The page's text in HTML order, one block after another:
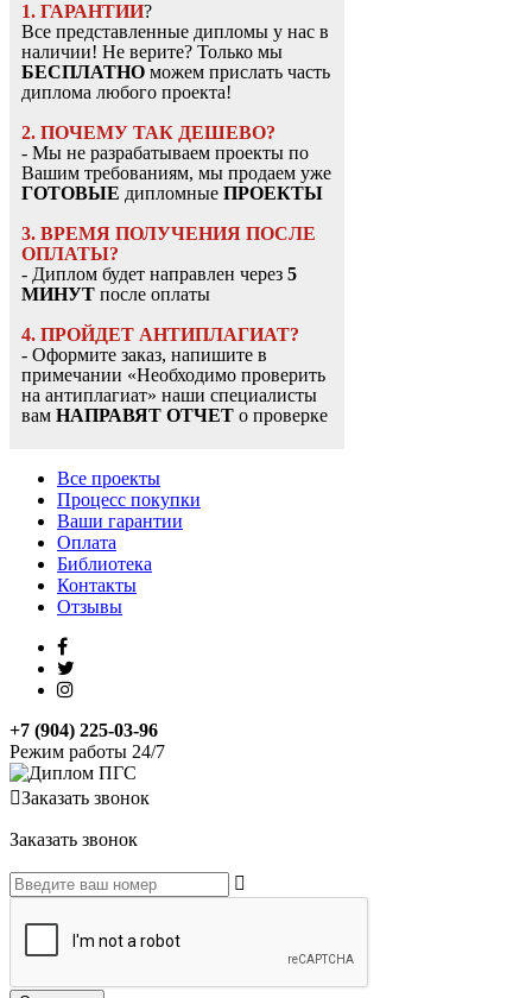
1. ГАРАНТИИ?
Все представленные дипломы у нас в
наличии! Не верите? Только мы
БЕСПЛАТНО можем прислать часть
диплома любого проекта!
2. ПОЧЕМУ ТАК ДЕШЕВО?
- Мы не разрабатываем проекты по
Вашим требованиям, мы продаем уже
ГОТОВЫЕ дипломные ПРОЕКТЫ
3. ВРЕМЯ ПОЛУЧЕНИЯ ПОСЛЕ
ОПЛАТЫ?
- Диплом будет направлен через 5
МИНУТ после оплаты
4. ПРОЙДЕТ АНТИПЛАГИАТ?
- Оформите заказ, напишите в
примечании «Необходимо проверить
на антиплагиат» наши специалисты
вам НАПРАВЯТ ОТЧЕТ о проверке
Все проекты
Процесс покупки
Ваши гарантии
Оплата
Библиотека
Контакты
Отзывы
+7 (904) 225-03-96
Режим работы 24/7
Заказать звонок
Заказать звонок